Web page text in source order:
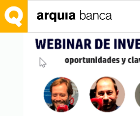
Saltar al contenido principal